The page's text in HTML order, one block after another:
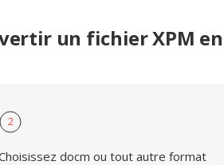
un fichier XPM
2
docm ou tout autre format